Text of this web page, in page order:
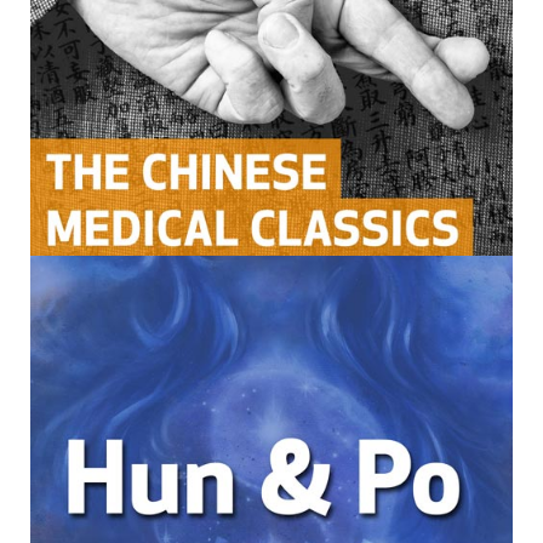
você deverá assistir o treinamento e completar
quaisquer documentos necessários para obter seu
certificado. Você também deverá imprimir e salvar
seu certificado para seus próprios registros.
Política de Cancelamento
Favor observar que não oferecemos reembolso
para nossos webinários/cursos online gravados
Observação
Esta gravação está disponível apenas no formato
online; você não receberá um DVD ou cópia física
da gravação – ela está disponível para você
assistir como um curso através de sua conta.